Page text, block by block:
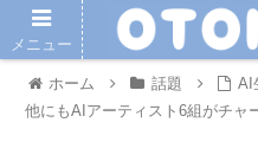
ホーム 話題
AI
他にもAIアーティスト6組がチャ
メニュー